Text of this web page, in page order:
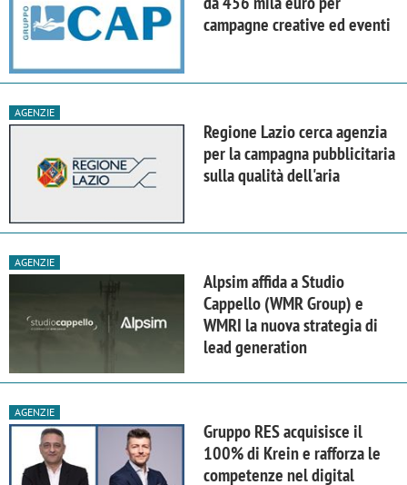
campagne creative ed eventi
AGENZIE
Regione Lazio cerca agenzia
per la campagna pubblicitaria
sulla qualità dell'aria
AGENZIE
Alpsim affida a Studio
Cappello (WMR Group) e
WMRI la nuova strategia di
lead generation
AGENZIE
Gruppo RES acquisisce il
100% di Krein e rafforza le
competenze nel digital